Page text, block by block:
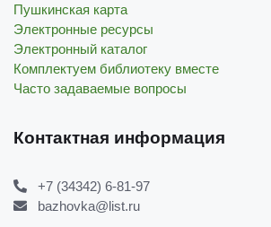
Пушкинская карта
Электронные ресурсы
Электронный каталог
Комплектуем библиотеку вместе
Часто задаваемые вопросы
Контактная информация
+7 (34342) 6-81-97
bazhovka@list.ru